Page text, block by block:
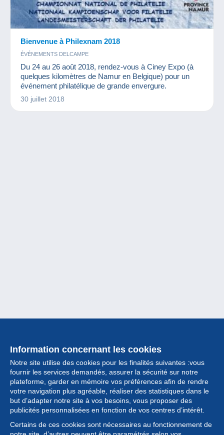
Bienvenue à Philexnam 2018
ÉVÉNEMENTS DELCAMPE
Du 24 au 26 août 2018, rendez-vous à Ciney Expo (à
quelques kilomètres de Namur en Belgique) pour un
événement philatélique de grande envergure.
30 juillet 2018
Information concernant les cookies
Notre site utilise des cookies pour les finalités suivantes :vous
fournir les services demandés, assurer la sécurité sur notre
plateforme, garder en mémoire vos préférences afin de rendre
votre navigation plus agréable, réaliser des statistiques dans le
but d’adapter notre site à vos besoins, vous proposer des
publicités personnalisées en fonction de vos centres d’intérêt.
Certains de ces cookies sont nécessaires au fonctionnement de
Collection
Actualités